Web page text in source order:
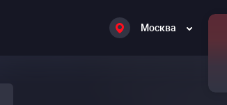
Москва